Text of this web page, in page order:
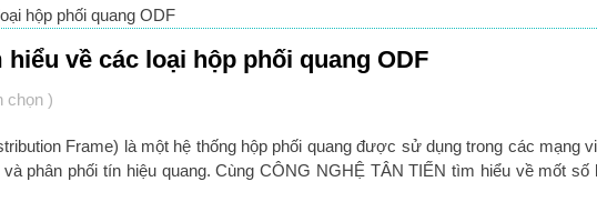
hộp phối quang ODF
hiểu về các loại hộp phối quang ODF
chọn )
Frame) là một hệ thống hộp phối quang được sử dụng trong các mạng
phân phối tín hiệu quang. Cùng CÔNG NGHỆ TÂN TIẾN tìm hiểu về mốt số